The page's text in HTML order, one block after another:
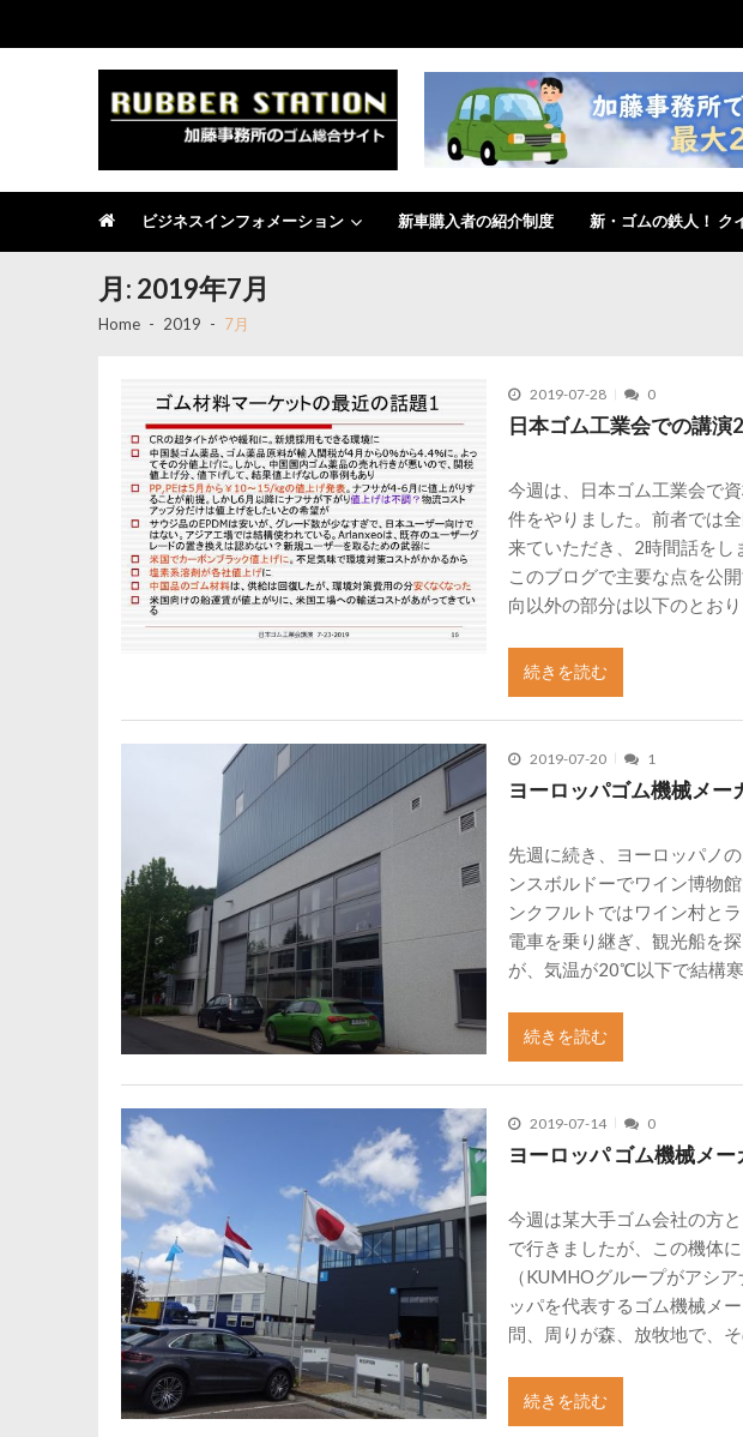
navigation
content
ビジネスインフォメーション 新車購入者の紹介制度 新・ゴムの鉄人！ ク
月: 2019年7月
Home 2019 7月
2019-07-28 0
日本ゴム工業会での講
今週は、日本ゴム工業会で
件をやりました。前者では
来ていただき、2時間話をし
このブログで主要な点を公
向以外の部分は以下のとお
続きを読む
2019-07-20 1
ヨーロッパゴム機械メ
先週に続き、ヨーロッパノ
ンスボルドーでワイン博物
ンクフルトではワイン村と
電車を乗り継ぎ、観光船を
が、気温が20℃以下で結構
続きを読む
2019-07-14 0
ヨーロッパ ゴム機械メ
今週は某大手ゴム会社の方
で行きましたが、この機体
（KUMHOグループがアシ
ッパを代表するゴム機械メ
問、周りが森、放牧地で、
続きを読む